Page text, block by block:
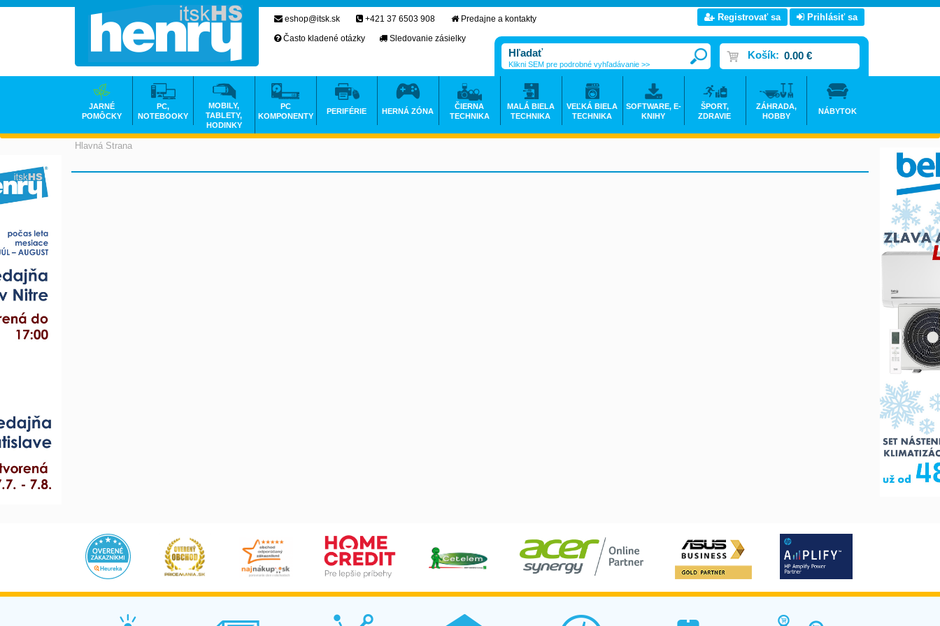
Hlavná Strana
eshop@itsk.sk +421 37 6503 908
Predajne a kontakty
Často kladené otázky
Sledovanie zásielky
Registrovať sa Prihlásiť sa
Košík: 0.00 €
Klikni SEM pre podrobné vyhľadávanie >>
JARNÉ
POMÔCKY
PC,
NOTEBOOKY
MOBILY,
TABLETY,
HODINKY
PC
KOMPONENTY
PERIFÉRIE HERNÁ ZÓNA
ČIERNA
TECHNIKA
MALÁ BIELA
TECHNIKA
VEĽKÁ BIELA
TECHNIKA
SOFTWARE, E-
KNIHY
ŠPORT,
ZDRAVIE
ZÁHRADA,
HOBBY
NÁBYTOK